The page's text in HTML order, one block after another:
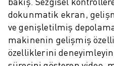
ROBOCUT ÖNLEYICI BAKIM
ROBOCUT SÜRDÜRÜLEBILIRLIK
IIOT ÇÖZÜMLERI
AKILLI FABRIKA ÇÖZÜMLERI
ÜRETIM VERIMLILIĞINI
dokunmatik ekran,
ve genişletilmiş
makinenin gelişmiş
özelliklerini